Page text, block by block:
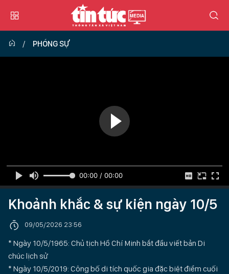
PHÓNG SỰ
00:00 / 00:00
Khoảnh khắc & sự kiện ngày 10/5
09/05/2026 23:56
* Ngày 10/5/1965: Chủ tịch Hồ Chí Minh bắt đầu viết bản Di
chúc lịch sử
* Ngày 10/5/2019: Công bố di tích quốc gia đặc biệt điểm cuối